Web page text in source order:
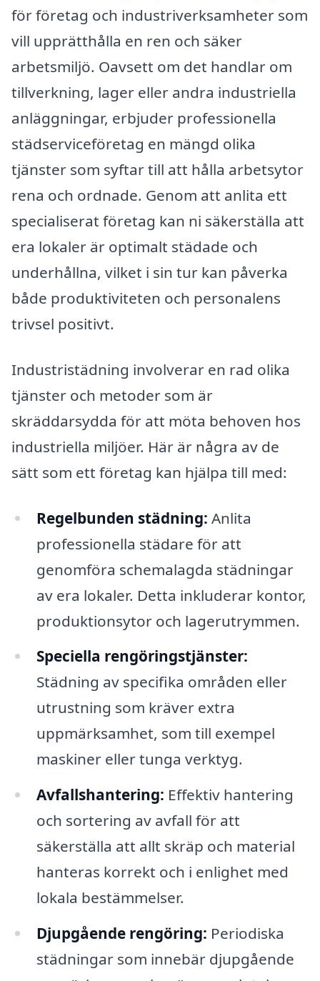
för företag och industriverksamheter som
vill upprätthålla en ren och säker
arbetsmiljö. Oavsett om det handlar om
tillverkning, lager eller andra industriella
anläggningar, erbjuder professionella
städserviceföretag en mängd olika
tjänster som syftar till att hålla arbetsytor
rena och ordnade. Genom att anlita ett
specialiserat företag kan ni säkerställa att
era lokaler är optimalt städade och
underhållna, vilket i sin tur kan påverka
både produktiviteten och personalens
trivsel positivt.
Industristädning involverar en rad olika
tjänster och metoder som är
skräddarsydda för att möta behoven hos
industriella miljöer. Här är några av de
sätt som ett företag kan hjälpa till med:
Regelbunden städning: Anlita
professionella städare för att
genomföra schemalagda städningar
av era lokaler. Detta inkluderar kontor,
produktionsytor och lagerutrymmen.
Speciella rengöringstjänster:
Städning av specifika områden eller
utrustning som kräver extra
uppmärksamhet, som till exempel
maskiner eller tunga verktyg.
Avfallshantering: Effektiv hantering
och sortering av avfall för att
säkerställa att allt skräp och material
hanteras korrekt och i enlighet med
lokala bestämmelser.
Djupgående rengöring: Periodiska
städningar som innebär djupgående